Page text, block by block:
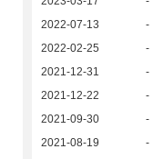
2022-07-13
-
2022-02-25
-
2021-12-31
-
2021-12-22
-
2021-09-30
-
2021-08-19
-